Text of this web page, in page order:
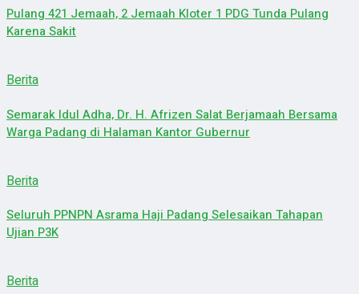
Pulang 421 Jemaah, 2 Jemaah Kloter 1 PDG Tunda Pulang
Karena Sakit
Berita
Semarak Idul Adha, Dr. H. Afrizen Salat Berjamaah Bersama
Warga Padang di Halaman Kantor Gubernur
Berita
Seluruh PPNPN Asrama Haji Padang Selesaikan Tahapan
Ujian P3K
Berita